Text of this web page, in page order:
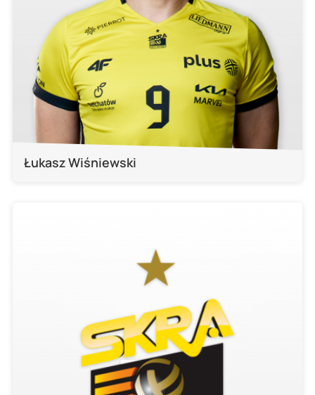
Łukasz Wiśniewski